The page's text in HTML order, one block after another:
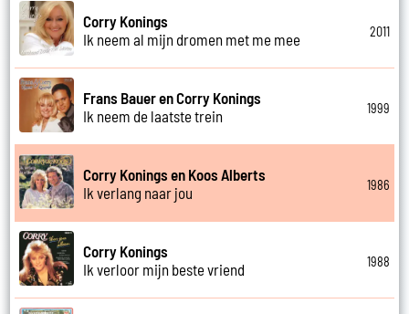
Corry Konings
Ik neem al mijn dromen met me mee
2011
Frans Bauer en Corry Konings
Ik neem de laatste trein
1999
Corry Konings en Koos Alberts
Ik verlang naar jou
1986
Corry Konings
Ik verloor mijn beste vriend
1988